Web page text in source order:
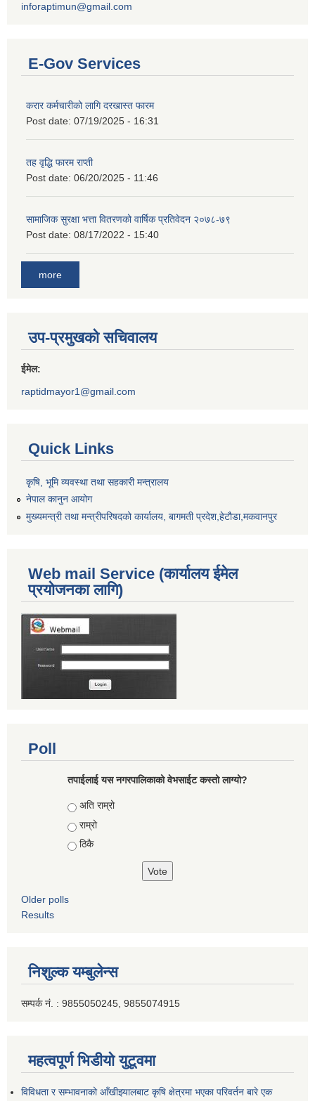
inforaptimun@gmail.com
E-Gov Services
करार कर्मचारीको लागि दरखास्त फारम
Post date: 07/19/2025 - 16:31
तह वृद्धि फारम राप्ती
Post date: 06/20/2025 - 11:46
सामाजिक सुरक्षा भत्ता वितरणको वार्षिक प्रतिवेदन २०७८-७९
Post date: 08/17/2022 - 15:40
more
उप-प्रमुखको सचिवालय
ईमेल:
raptidmayor1@gmail.com
Quick Links
कृषि, भूमि व्यवस्था तथा सहकारी मन्त्रालय
नेपाल कानुन आयोग
मुख्यमन्त्री तथा मन्त्रीपरिषदको कार्यालय, बागमती प्रदेश,हेटाैडा,मकवानपुर
Web mail Service (कार्यालय ईमेल
प्रयोजनका लागि)
Poll
तपाईलाई यस नगरपालिकाको वेभसाईट कस्तो लाग्यो?
Choices
अति राम्रो
राम्रो
ठिकै
Older polls
Results
निशुल्क यम्बुलेन्स
सम्पर्क नं. : 9855050245, 9855074915
महत्वपूर्ण भिडीयो युटूवमा
विविधता र सम्भावनाको आँखीझ्यालबाट कृषि क्षेत्रमा भएका परिवर्तन बारे एक